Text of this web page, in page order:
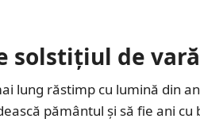
solstițiul de vară
lung răstimp cu lumină din
pământul și să fie ani cu